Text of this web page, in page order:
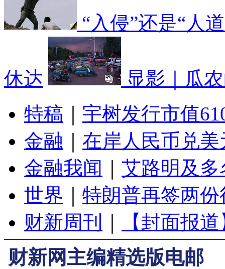
“入侵”还是“人
休达
显影｜瓜
特稿
宇树发行市值
金融
在岸人民币兑
金融我闻
艾路明及
世界
特朗普再签两
财新周刊
【封面报
财新网主编精选版电邮